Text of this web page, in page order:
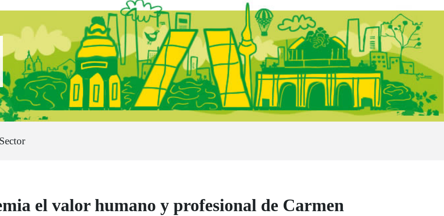
el valor humano y profesional de Carmen